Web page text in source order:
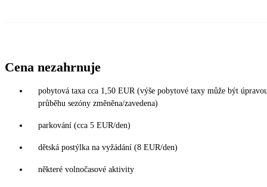
Cena nezahrnuje
pobytová taxa cca 1,50 EUR (výše pobytové taxy může být
průběhu sezóny změněna/zavedena)
parkování (cca 5 EUR/den)
dětská postýlka na vyžádání (8 EUR/den)
některé volnočasové aktivity